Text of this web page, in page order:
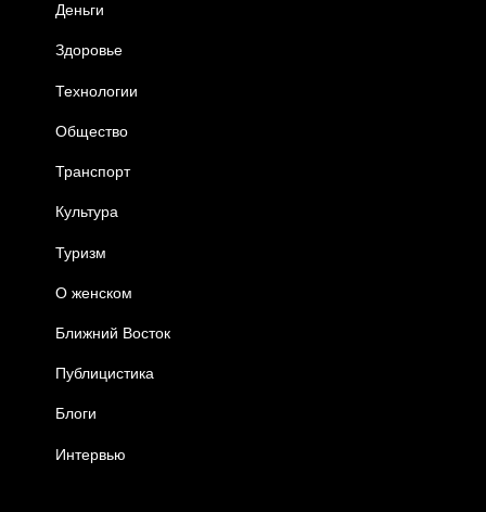
Деньги
Здоровье
Технологии
Общество
Транспорт
Культура
Туризм
О женском
Ближний Восток
Публицистика
Блоги
Интервью